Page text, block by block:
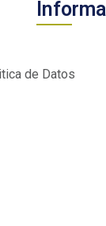
de Datos